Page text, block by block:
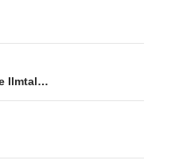
Ilmtal…